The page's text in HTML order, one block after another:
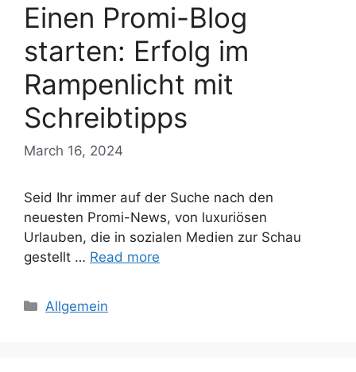
Einen Promi-Blog
starten: Erfolg im
Rampenlicht mit
Schreibtipps
March 16, 2024
Seid Ihr immer auf der Suche nach den
neuesten Promi-News, von luxuriösen
Urlauben, die in sozialen Medien zur Schau
gestellt … Read more
Categories
Allgemein